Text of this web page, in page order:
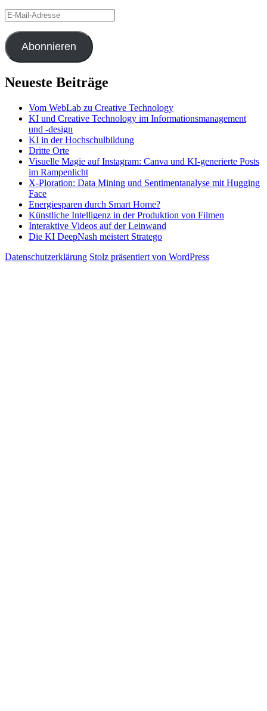
E-
Mail-
Adresse
Abonnieren
Neueste Beiträge
Vom WebLab zu Creative Technology
KI und Creative Technology im Informationsmanagement
und -design
KI in der Hochschulbildung
Dritte Orte
Visuelle Magie auf Instagram: Canva und KI-generierte Posts
im Rampenlicht
X-Ploration: Data Mining und Sentimentanalyse mit Hugging
Face
Energiesparen durch Smart Home?
Künstliche Intelligenz in der Produktion von Filmen
Interaktive Videos auf der Leinwand
Die KI DeepNash meistert Stratego
Datenschutzerklärung Stolz präsentiert von WordPress